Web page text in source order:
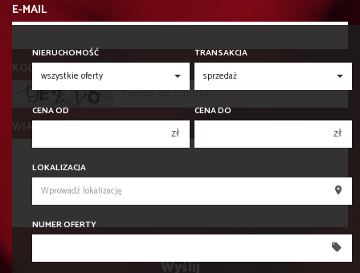
NIERUCHOMOŚĆ TRANSAKCJA
CENA OD
zł
250 000 zł
300 000 zł
CENA DO
zł
250 000 zł
300 000 zł
LOKALIZACJA
NUMER OFERTY
E-MAIL
KOD ZABEZPIECZAJĄCY
WIADOMOŚĆ